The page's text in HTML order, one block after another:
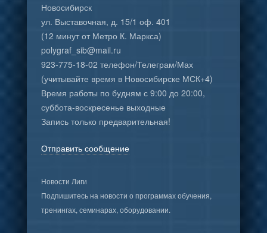
Новосибирск
ул. Выставочная, д. 15/1 оф. 401
(12 минут от Метро К. Маркса)
polygraf_sib@mail.ru
923-775-18-02 телефон/Телеграм/Мах
(учитывайте время в Новосибирске МСК+4)
Время работы по будням с 9:00 до 20:00,
суббота-воскресенье выходные
Запись только предварительная!
Отправить сообщение
Новости Лиги
Подпишитесь на новости о программах обучения,
тренингах, семинарах, оборудовании.